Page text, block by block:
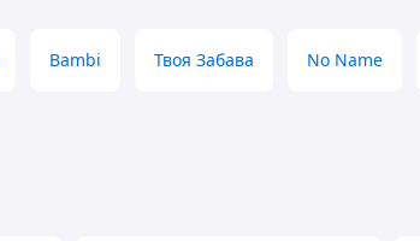
Bambi Твоя Забава No Name